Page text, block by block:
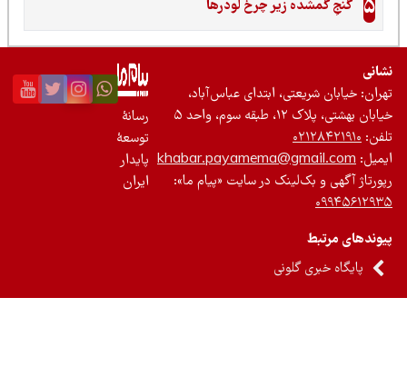
گنجِ گمشده زیر چرخ لودرها
خیابان شریعتی، ابتدای عباس‌آباد،
بهشتی، پلاک ۱۲، طبقه سوم، واحد ۵
۰۲۱۲۸۴۲۱۹۱۰
khabar.payamema@gmail.com
آگهی و بک‌لینک در سایت «پیام ما»:
مرتبط
پایگاه خبری گلونی
رسانۀ
توسعۀ
پایدار
ایران